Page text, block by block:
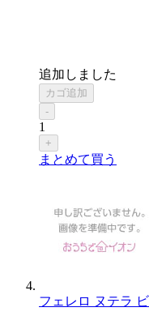
追加しました
カゴ追加
-
1
+
まとめて買う
フェレロ ヌテラ